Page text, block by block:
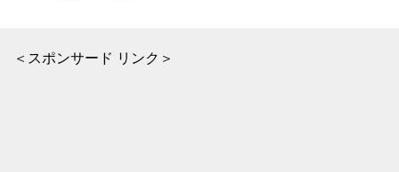
＜スポンサード リンク＞